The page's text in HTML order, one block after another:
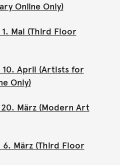
Online Only)
Mai (Third Floor
10. April (Artists for
Only)
März (Modern Art
März (Third Floor